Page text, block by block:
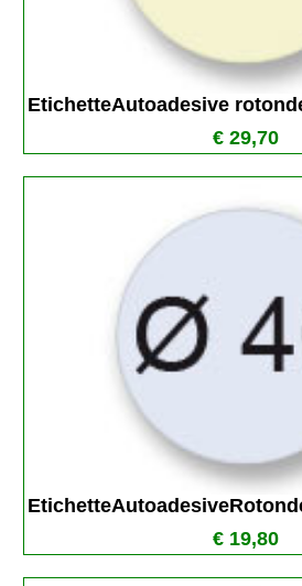
EtichetteAutoadesive
€ 29,70
€ 19,80